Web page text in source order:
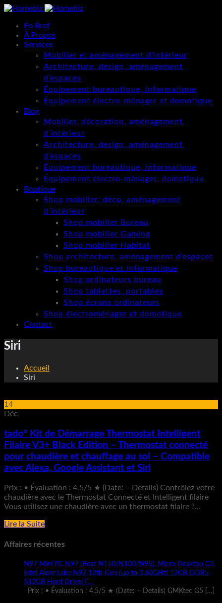
En Bref
À Propos
Services
Mobilier et aménagement d’intérieur
Architecture, design, aménagement
d’espaces
Équipement bureautique, informatique
Équipement électro-ménager et domotique
Blog
Mobilier, décoration, aménagement
d’intérieur
Architecture, design, aménagement
d’espaces
Équipement bureautique, informatique
Équipement électro-ménager, domotique
Boutique
Shop mobilier, déco, aménagement
d’intérieur
Shop mobilier Bureau
Shop mobilier Gaming
Shop mobilier Habitat
Shop architecture, aménagement d’espaces
Shop bureautique et informatique
Shop ordinateurs bureau
Shop tablettes, portables
Shop écrans ordinateurs
Shop électroménager et domotique
Contact
Siri
Accueil
Siri
14
Déc
tado° Kit de Démarrage Thermostat Intelligent
Filaire V3+ Black Edition – Thermostat connecté
pour chaudière et chauffage au sol – Compatible
avec Alexa, Google Assistant et Siri
Prix : • Évaluation : 4.5/5 ★ (Date: – Details) Contrôlez votre
chaudière avec le Thermostat Connecté et Intelligent filaire
Vous utilisez une chaudière avec un thermostat filaire ?...
Lire la Suite
Affaires récentes
N97 Mini PC N97 (Beat N150/N100/N95), Micro Desktop G5,
Intel Alder Lake N97 12th Gen (up to 3.60GHz) 12GB DDR5
512GB Hard Drive/T…
Prix : • Évaluation : 4.5/5 ★ (Date: – Details) GMKtec G5
[…]